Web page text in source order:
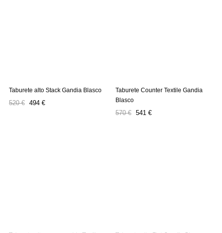
Taburete alto Stack Gandia Blasco
Precio
520 € Precio
494 €
Taburete Counter Textile Gandia
Blasco
Precio
570 € Precio
541 €